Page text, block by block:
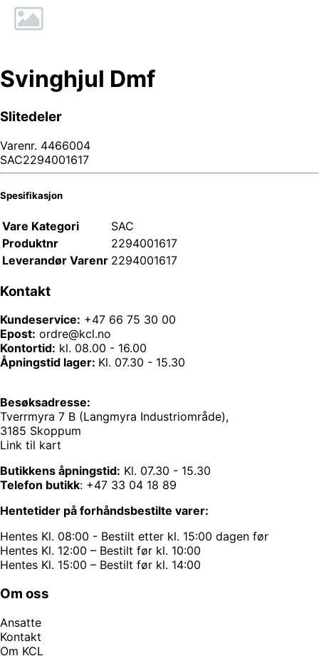
Svinghjul Dmf
Slitedeler
Varenr. 4466004
SAC2294001617
Spesifikasjon
Vare Kategori
SAC
Produktnr
2294001617
Leverandør Varenr 2294001617
Kontakt
Kundeservice: +47 66 75 30 00
Epost: ordre@kcl.no
Kontortid: kl. 08.00 - 16.00
Åpningstid lager: Kl. 07.30 - 15.30
Besøksadresse:
Tverrmyra 7 B (Langmyra Industriområde),
3185 Skoppum
Link til kart
Butikkens åpningstid: Kl. 07.30 - 15.30
Telefon butikk: +47 33 04 18 89
Hentetider på forhåndsbestilte varer:
Hentes Kl. 08:00 - Bestilt etter kl. 15:00 dagen før
Hentes Kl. 12:00 – Bestilt før kl. 10:00
Hentes Kl. 15:00 – Bestilt før kl. 14:00
Om oss
Ansatte
Kontakt
Om KCL